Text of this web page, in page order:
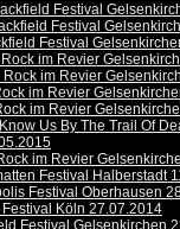
Festival
Festival
Festival
im Revier
Rock im Revier
im Revier
im Revier
Us By The Trail Of
im Revier
Festival Halberstadt
Festival Oberhausen
Festival Köln 27.07.2014